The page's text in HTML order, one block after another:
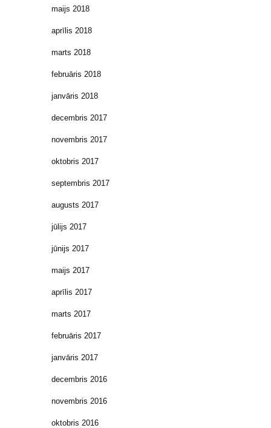
maijs 2018
aprīlis 2018
marts 2018
februāris 2018
janvāris 2018
decembris 2017
novembris 2017
oktobris 2017
septembris 2017
augusts 2017
jūlijs 2017
jūnijs 2017
maijs 2017
aprīlis 2017
marts 2017
februāris 2017
janvāris 2017
decembris 2016
novembris 2016
oktobris 2016